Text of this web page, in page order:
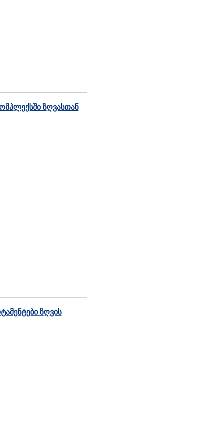
ზღვასთან
ზღვის